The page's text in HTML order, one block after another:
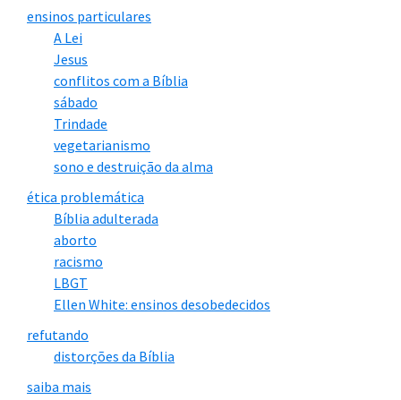
ensinos particulares
A Lei
Jesus
conflitos com a Bíblia
sábado
Trindade
vegetarianismo
sono e destruição da alma
ética problemática
Bíblia adulterada
aborto
racismo
LBGT
Ellen White: ensinos desobedecidos
refutando
distorções da Bíblia
saiba mais